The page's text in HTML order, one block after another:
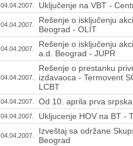
04.04.2007. Uključenje na VBT -
04.04.2007.
Rešenje o isključenju
Beograd - OLIT
04.04.2007.
Rešenje o isključenju
a.d. Beograd - JUPR
04.04.2007.
Rešenje o prestanku
izdavaoca - Termovent
LCBT
04.04.2007. Od 10. aprila prva
04.04.2007. Ukljucenje HOV na BT -
04.04.2007.
Izveštaj sa održane
Beograd